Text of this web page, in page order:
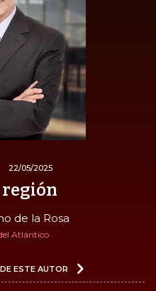
22/05/2025
de la Rosa
Atlántico
ESTE AUTOR